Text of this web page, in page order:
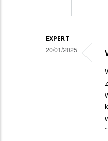
odpowiedzi
EXPERT
20/01/2025